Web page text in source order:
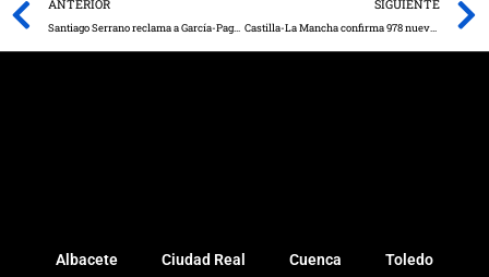
ANTERIOR
Santiago Serrano reclama a García-Page una bajada generalizada de impuestos en Castilla-La Mancha para “equipararnos a la Comunidad de Madrid”
SIGUIENTE
Castilla-La Mancha confirma 978 nuevos contagios por infección de coronavirus
Albacete Ciudad Real Cuenca Toledo